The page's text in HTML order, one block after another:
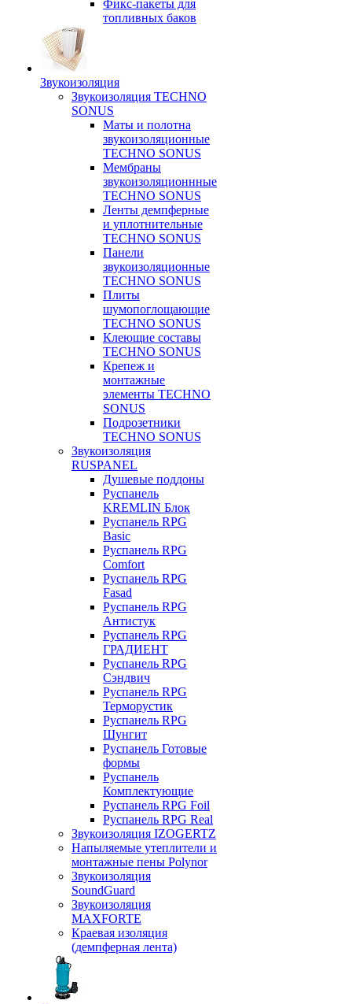
Фикс-пакеты для
топливных баков
Звукоизоляция
Звукоизоляция TECHNO
SONUS
Маты и полотна
звукоизоляционные
TECHNO SONUS
Мембраны
звукоизоляционнные
TECHNO SONUS
Ленты демпферные
и уплотнительные
TECHNO SONUS
Панели
звукоизоляционные
TECHNO SONUS
Плиты
шумопоглощающие
TECHNO SONUS
Клеющие составы
TECHNO SONUS
Крепеж и
монтажные
элементы TECHNO
SONUS
Подрозетники
TECHNO SONUS
Звукоизоляция
RUSPANEL
Душевые поддоны
Руспанель
KREMLIN Блок
Руспанель RPG
Basic
Руспанель RPG
Comfort
Руспанель RPG
Fasad
Руспанель RPG
Антистук
Руспанель RPG
ГРАДИЕНТ
Руспанель RPG
Сэндвич
Руспанель RPG
Терморустик
Руспанель RPG
Шунгит
Руспанель Готовые
формы
Руспанель
Комплектующие
Руспанель RPG Foil
Руспанель RPG Real
Звукоизоляция IZOGERTZ
Напыляемые утеплители и
монтажные пены Polynor
Звукоизоляция
SoundGuard
Звукоизоляция
MAXFORTE
Краевая изоляция
(демпферная лента)